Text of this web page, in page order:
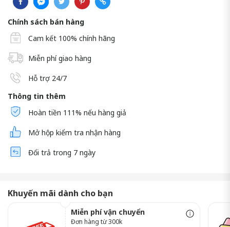
Chính sách bán hàng
Cam kết 100% chính hãng
Miễn phí giao hàng
Hỗ trợ 24/7
Thông tin thêm
Hoàn tiền 111% nếu hàng giả
Mở hộp kiểm tra nhận hàng
Đổi trả trong 7 ngày
Khuyến mãi dành cho bạn
Miễn phí vận chuyển
Đơn hàng từ 300k